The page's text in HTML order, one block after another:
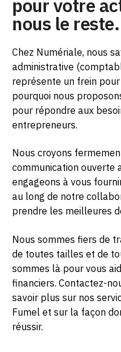
pour votre
nous le reste.
Chez Numériale, nous
administrative
représente un frein
pourquoi nous
pour répondre aux
entrepreneurs.
Nous croyons
communication ouverte
engageons à vous
au long de notre
prendre les meilleures
Nous sommes fiers de
de toutes tailles et de
sommes là pour vous
financiers. Contactez-
savoir plus sur nos
Fumel et sur la façon
réussir.